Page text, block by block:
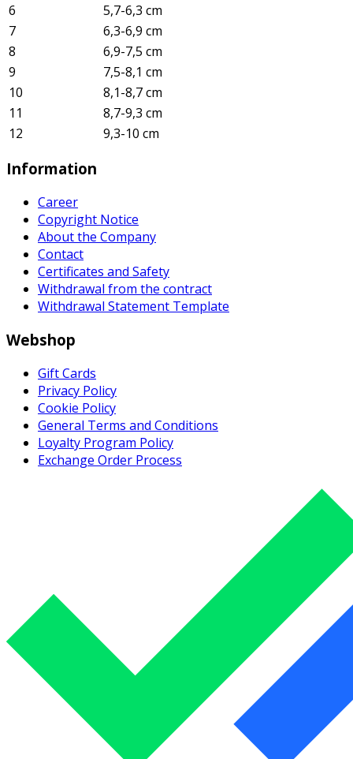
6
5,7-6,3 cm
7
6,3-6,9 cm
8
6,9-7,5 cm
9
7,5-8,1 cm
10
8,1-8,7 cm
11
8,7-9,3 cm
12
9,3-10 cm
Information
Career
Copyright Notice
About the Company
Contact
Certificates and Safety
Withdrawal from the contract
Withdrawal Statement Template
Webshop
Gift Cards
Privacy Policy
Cookie Policy
General Terms and Conditions
Loyalty Program Policy
Exchange Order Process